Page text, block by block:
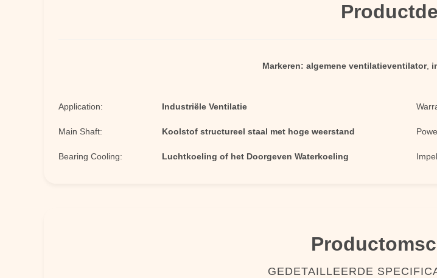
Markeren: algemene ventilatieventilator,
Application: Industriële Ventilatie
Main Shaft: Koolstof structureel staal met hoge weerstand
Bearing Cooling: Luchtkoeling of het Doorgeven Waterkoeling
GEDETAILLEERDE